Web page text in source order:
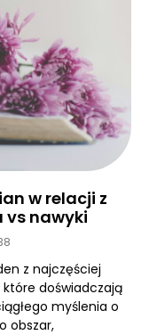
w relacji z
vs nawyki
z najczęściej
doświadczają
myślenia o
obszar,